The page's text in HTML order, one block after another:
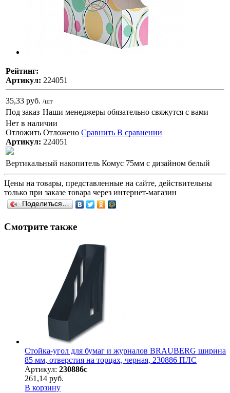
Рейтинг:
Артикул: 224051
35,33 руб. /шт
Под заказ Наши менеджеры обязательно свяжутся с вами
Нет в наличии
Отложить Отложено Сравнить В сравнении
Артикул: 224051
Вертикальный накопитель Комус 75мм с дизайном белый
Цены на товары, представленные на сайте, действительны
только при заказе товара через интернет-магазин
Поделиться…
Смотрите также
Стойка-угол для бумаг и журналов BRAUBERG ширина
85 мм, отверстия на торцах, черная, 230886 ПЛС
Артикул: 230886с
261,14 руб.
В корзину